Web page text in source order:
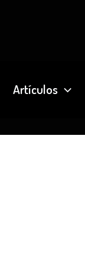
Artículos